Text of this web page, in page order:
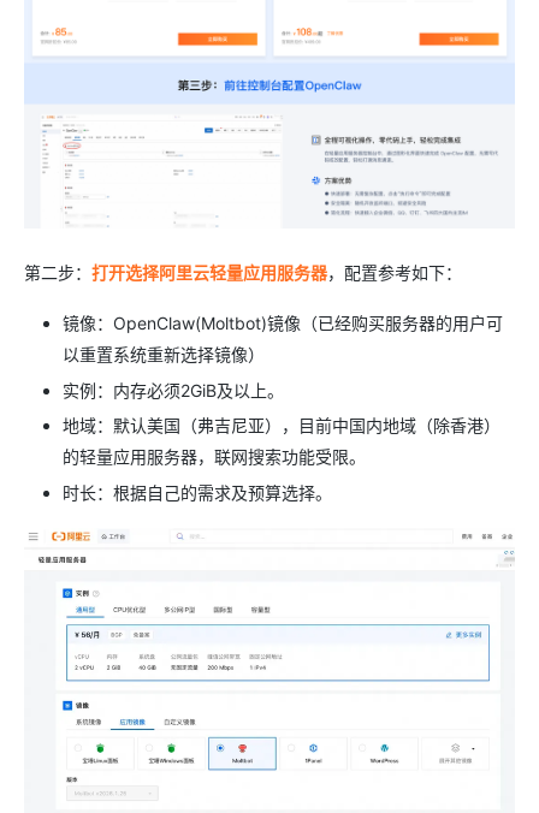
第二步： 打开选择阿里云轻量应用服务器，配置参考如下：
镜像：OpenClaw(Moltbot)镜像（已经购买服务器的用户可
以重置系统重新选择镜像）
实例：内存必须2GiB及以上。
地域：默认美国（弗吉尼亚），目前中国内地域（除香港）
的轻量应用服务器，联网搜索功能受限。
时长：根据自己的需求及预算选择。